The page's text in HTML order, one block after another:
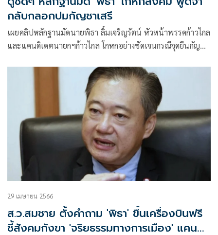
กลับกลอกปมกัญชาเสรี
เผยคลิปหลักฐานมัดนายพิธา ลิ้มเจริญรัตน์ หัวหน้าพรรคก้าวไกล
และแคนดิเดตนายกฯก้าวไกล โกหกอย่างชัดเจนกรณีจุดยืนกัญชา
29 เมษายน 2566
ส.ว.สมชาย ตั้งคำถาม 'พิธา' ขึ้นเครื่องบินฟรี
ชี้สังคมกังขา 'จริยธรรมทางการเมือง' แคน